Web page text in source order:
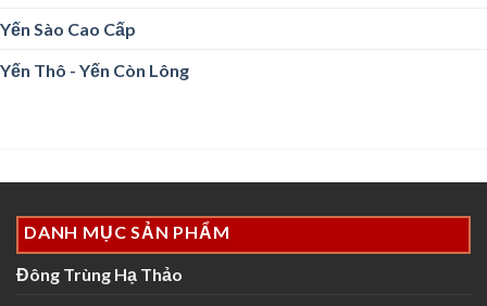
Yến Sào Cao Cấp
Yến Thô - Yến Còn Lông
DANH MỤC SẢN PHẨM
Đông Trùng Hạ Thảo